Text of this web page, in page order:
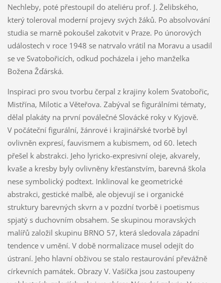
Nechleby, poté přestoupil do ateliéru prof. J. Želibského,
který toleroval moderní projevy svých žáků. Po absolvování
studia se marně pokoušel zakotvit v Praze. Po únorových
událostech v roce 1948 se natrvalo vrátil na Moravu a usadil
se ve Svatobořicích, odkud pocházela i jeho manželka
Božena Žďárská.
Inspiraci pro svou tvorbu čerpal z krajiny kolem Svatobořic,
Mistřína, Milotic a Věteřova. Zabýval se figurálními tématy,
dělal plakáty na první poválečné Slovácké roky v Kyjově.
V počáteční figurální, žánrové i krajinářské tvorbě byl
ovlivněn expresí, fauvismem a kubismem, od 60. letech
přešel k abstrakci. Jeho lyricko-expresivní oleje, akvarely,
kvaše a kresby byly ovlivněny křesťanstvím, barevná škola
nese symbolický podtext. Inklinoval ke geometrické
abstrakci, gestické malbě, ale objevují se i organické
struktury barevných skvrn a v pozdní tvorbě i poetismus
spjatý s duchovním obsahem. Se skupinou moravských
malířů založil skupinu BRNO 57, která sledovala západní
tendence v umění. V době normalizace musel odejít do
ústraní. Jeho hlavní obživou se stalo restaurování převážně
církevních památek. Obrazy V. Vašíčka jsou zastoupeny